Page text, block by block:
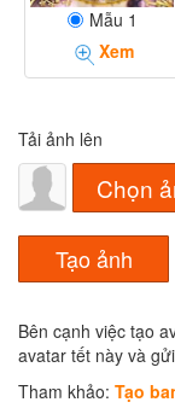
Mẫu 1
Xem
Tải ảnh lên
Chọn
Bên cạnh việc tạo
avatar tết này và
Tham khảo: Tạo